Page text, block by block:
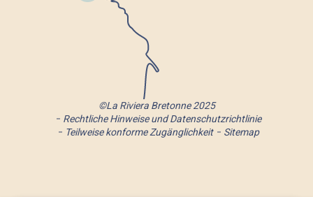
©La Riviera Bretonne 2025
Rechtliche Hinweise und Datenschutzrichtlinie
Teilweise konforme Zugänglichkeit
Sitemap